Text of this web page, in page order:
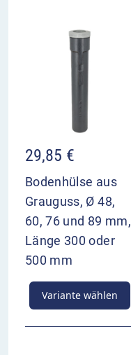
29,85 €
Bodenhülse aus
Grauguss, Ø 48,
60, 76 und 89 mm,
Länge 300 oder
500 mm
Variante wählen